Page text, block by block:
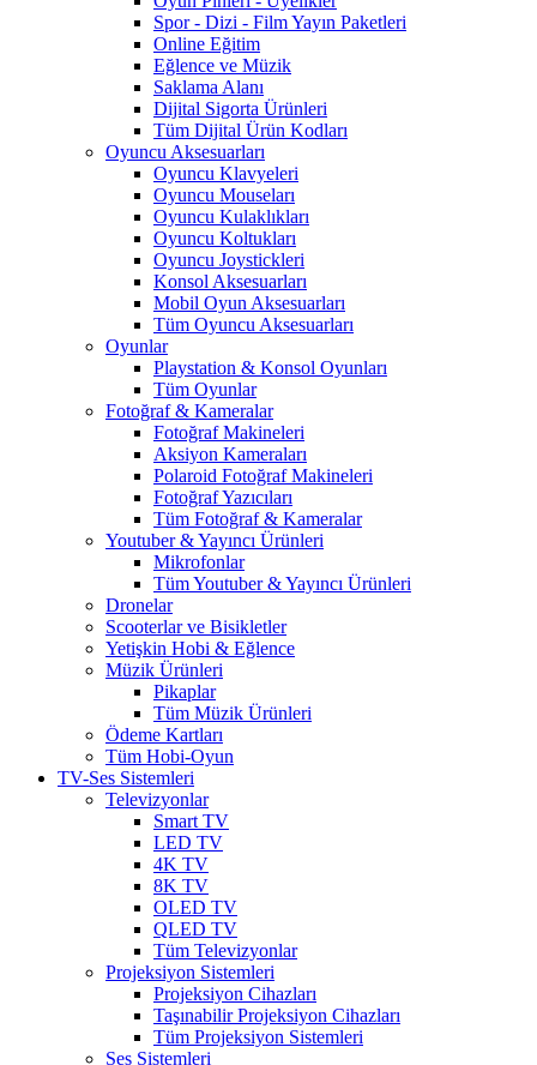
Spor - Dizi - Film Yayın Paketleri
Online Eğitim
Eğlence ve Müzik
Saklama Alanı
Dijital Sigorta Ürünleri
Tüm Dijital Ürün Kodları
Oyuncu Aksesuarları
Oyuncu Klavyeleri
Oyuncu Mouseları
Oyuncu Kulaklıkları
Oyuncu Koltukları
Oyuncu Joystickleri
Konsol Aksesuarları
Mobil Oyun Aksesuarları
Tüm Oyuncu Aksesuarları
Oyunlar
Playstation & Konsol Oyunları
Tüm Oyunlar
Fotoğraf & Kameralar
Fotoğraf Makineleri
Aksiyon Kameraları
Polaroid Fotoğraf Makineleri
Fotoğraf Yazıcıları
Tüm Fotoğraf & Kameralar
Youtuber & Yayıncı Ürünleri
Mikrofonlar
Tüm Youtuber & Yayıncı Ürünleri
Dronelar
Scooterlar ve Bisikletler
Yetişkin Hobi & Eğlence
Müzik Ürünleri
Pikaplar
Tüm Müzik Ürünleri
Ödeme Kartları
Tüm Hobi-Oyun
TV-Ses Sistemleri
Televizyonlar
Smart TV
LED TV
4K TV
8K TV
OLED TV
QLED TV
Tüm Televizyonlar
Projeksiyon Sistemleri
Projeksiyon Cihazları
Taşınabilir Projeksiyon Cihazları
Tüm Projeksiyon Sistemleri
Ses Sistemleri